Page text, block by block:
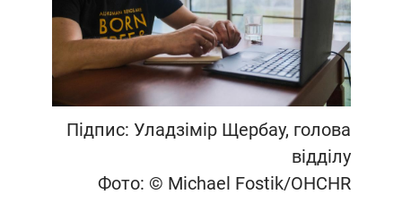
Підпис: Уладзімір Щербау, голова
відділу
Фото: © Michael Fostik/OHCHR